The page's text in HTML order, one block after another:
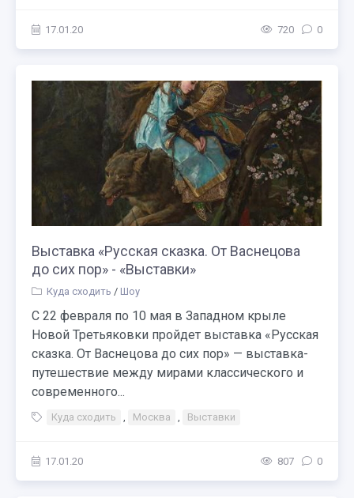
17.01.20 720 0
Выставка «Русская сказка. От Васнецова
до сих пор» - «Выставки»
Куда сходить / Шоу
С 22 февраля по 10 мая в Западном крыле
Новой Третьяковки пройдет выставка «Русская
сказка. От Васнецова до сих пор» — выставка-
путешествие между мирами классического и
современного...
Куда сходить , Москва , Выставки
17.01.20 807 0